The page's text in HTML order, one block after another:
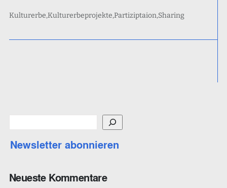
Kulturerbe Kulturerbeprojekte Partiziptaion Sharing
u
c
n
Newsletter abonnieren
Neueste Kommentare